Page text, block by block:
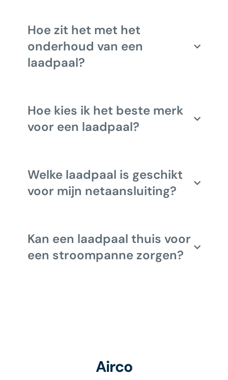
Hoe zit het met het
onderhoud van een
laadpaal?
Hoe kies ik het beste merk
voor een laadpaal?
Welke laadpaal is geschikt
voor mijn netaansluiting?
Kan een laadpaal thuis voor
een stroompanne zorgen?
Airco